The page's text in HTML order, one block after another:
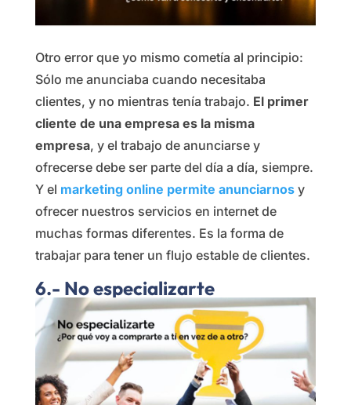
Otro error que yo mismo cometía al principio:
Sólo me anunciaba cuando necesitaba
clientes, y no mientras tenía trabajo. El primer
cliente de una empresa es la misma
empresa, y el trabajo de anunciarse y
ofrecerse debe ser parte del día a día, siempre.
Y el marketing online permite anunciarnosy
ofrecer nuestros servicios en internet de
muchas formas diferentes. Es la forma de
trabajar para tener un flujo estable de clientes.
6.- No especializarte